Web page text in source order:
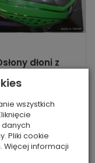
dłoni z
Jest
nowa część
zamienna
146,00 zł
wszystkich
danych
Pliki cookie
Więcej informacji